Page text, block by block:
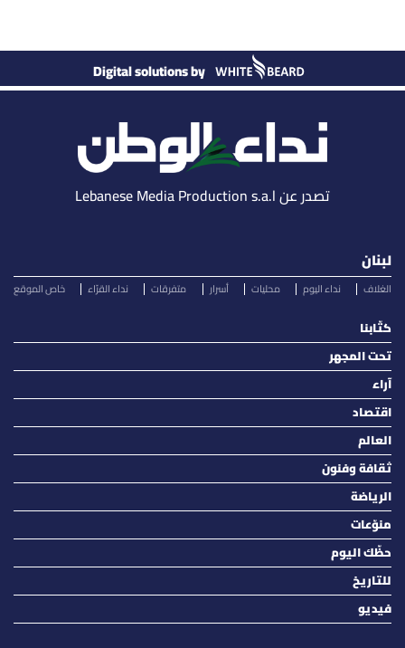
Digital solutions by
تصدر عن Lebanese Media Production s.a.l
لبنان
الغلاف نداء اليوم محليات أسرار متفرقات نداء القرّاء خاص الموقع
كتّابنا
تحت المجهر
آراء
اقتصاد
العالم
ثقافة وفنون
الرياضة
منوّعات
حظّك اليوم
للتاريخ
فيديو